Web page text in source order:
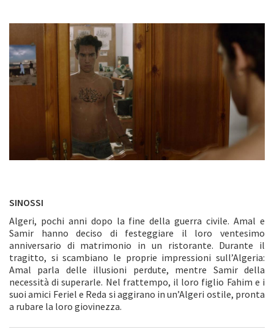
SINOSSI
Algeri, pochi anni dopo la fine della guerra civile. Amal e
Samir hanno deciso di festeggiare il loro ventesimo
anniversario di matrimonio in un ristorante. Durante il
tragitto, si scambiano le proprie impressioni sull’Algeria:
Amal parla delle illusioni perdute, mentre Samir della
necessità di superarle. Nel frattempo, il loro figlio Fahim e i
suoi amici Feriel e Reda si aggirano in un’Algeri ostile, pronta
a rubare la loro giovinezza.